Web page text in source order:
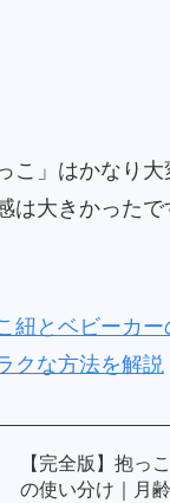
こ」はかなり
は大きかったで
紐とベビーカ
クな方法を解説
【完全版】抱っ
の使い分け｜月